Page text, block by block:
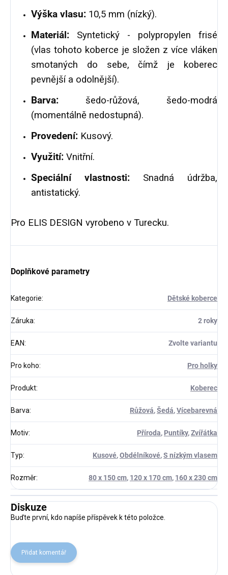
Výška vlasu: 10,5 mm (nízký).
Materiál: Syntetický - polypropylen frisé
(vlas tohoto koberce je složen z více vláken
smotaných do sebe, čímž je koberec
pevnější a odolnější).
Barva: šedo-růžová, šedo-modrá
(momentálně nedostupná).
Provedení: Kusový.
Využití: Vnitřní.
Speciální vlastnosti: Snadná údržba,
antistatický.
Pro ELIS DESIGN vyrobeno v Turecku.
Doplňkové parametry
Kategorie: Dětské koberce
Záruka: 2 roky
EAN: Zvolte variantu
Pro koho: Pro holky
Produkt: Koberec
Barva: Růžová,Šedá,Vícebarevná
Motiv: Příroda, Puntíky,Zvířátka
Typ: Kusové,Obdélníkové,S nízkým vlasem
Rozměr: 80 x 150 cm, 120 x 170 cm, 160 x 230 cm
Diskuze
Buďte první, kdo napíše příspěvek k této položce.
Přidat komentář